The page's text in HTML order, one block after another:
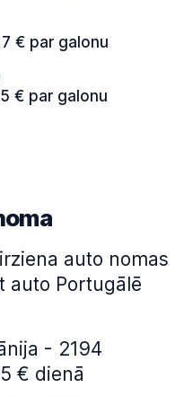
€ par galonu
€ par galonu
auto nomas
auto Portugālē
- 2194
€ dienā